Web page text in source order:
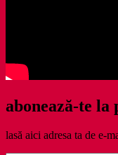
abonează-te la
lasă aici adresa ta de e-